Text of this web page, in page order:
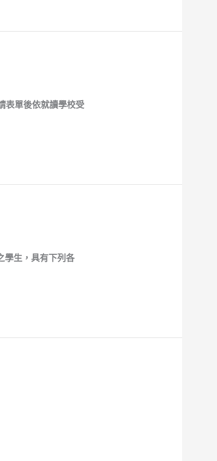
表單後依就讀學校受
學生，具有下列各